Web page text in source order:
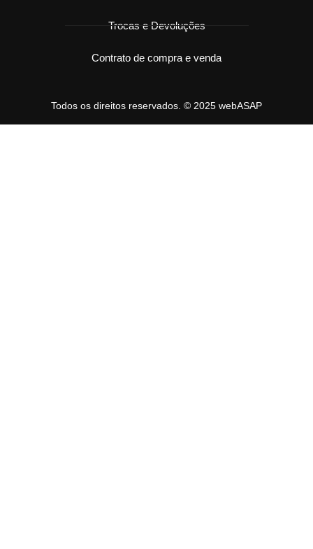
Todos os direitos reservados. © 2025 webASAP
Trocas e Devoluções
Contrato de compra e venda